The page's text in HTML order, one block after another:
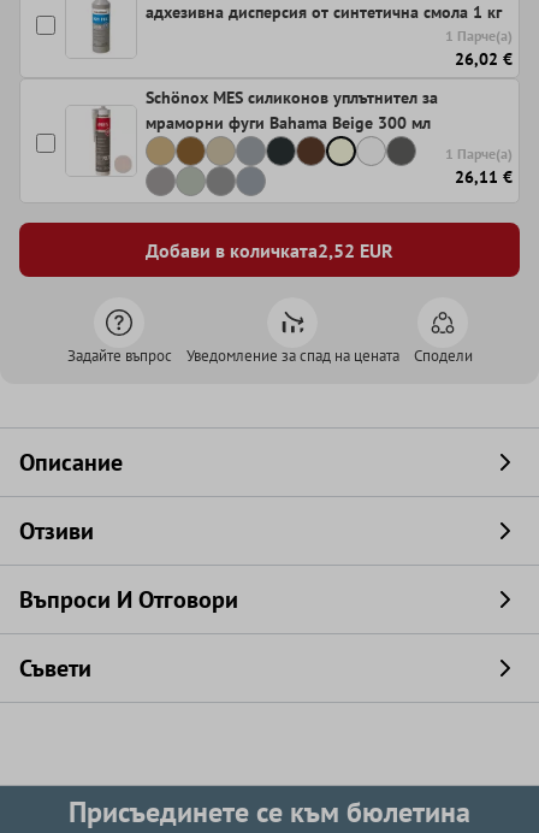
адхезивна дисперсия от синтетична смола 1 кг
1 Парче(а)
26,02 €
Schönox MES силиконов уплътнител за
мраморни фуги Bahama Beige 300 мл
1 Парче(а)
26,11 €
Добави в количката2,52 EUR
Задайте въпрос Уведомление за спад на цената Сподели
Описание
Отзиви
Въпроси И Отговори
Съвети
Присъединете се към бюлетина